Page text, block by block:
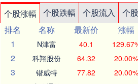
个股涨幅 个股跌幅 个股流入 个
排名
名称 最新价 涨幅
1
N津富 40.1
2 科翔股份 64.32 20.00%
3 锴威特 77.82 20.00%